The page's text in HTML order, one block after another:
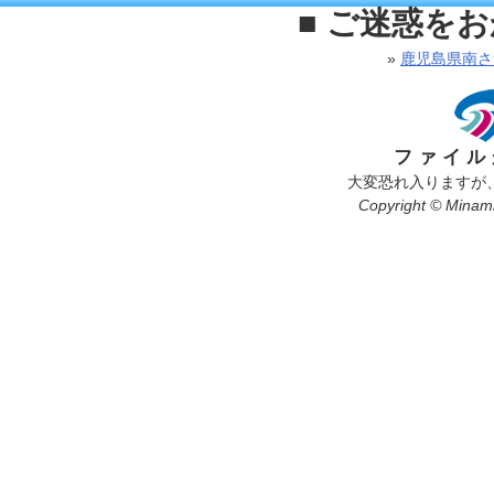
■ ご迷惑を
» 鹿児島県南
ファイ
大変恐れ入りますが
Copyright ©